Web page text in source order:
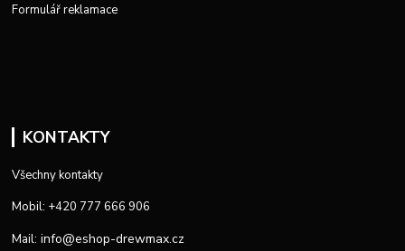
Formulář reklamace
KONTAKTY
Všechny kontakty
Mobil: +420 777 666 906
Mail: info@eshop-drewmax.cz